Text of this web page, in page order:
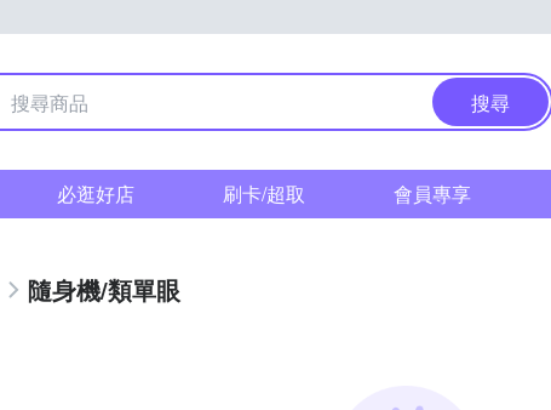
搜尋
必逛好店 刷卡/超取 會員專享
隨身機/類單眼